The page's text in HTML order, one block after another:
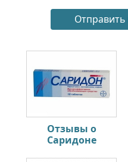
Отзывы о
Саридоне